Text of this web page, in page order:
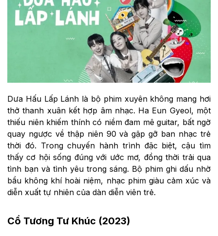
Dưa Hấu Lấp Lánh là bộ phim xuyên không mang hơi
thở thanh xuân kết hợp âm nhạc. Ha Eun Gyeol, một
thiếu niên khiếm thính có niềm đam mê guitar, bất ngờ
quay ngược về thập niên 90 và gặp gỡ ban nhạc trẻ
thời đó. Trong chuyến hành trình đặc biệt, cậu tìm
thấy cơ hội sống đúng với ước mơ, đồng thời trải qua
tình bạn và tình yêu trong sáng. Bộ phim ghi dấu nhờ
bầu không khí hoài niệm, nhạc phim giàu cảm xúc và
diễn xuất tự nhiên của dàn diễn viên trẻ.
Cổ Tương Tư Khúc (2023)